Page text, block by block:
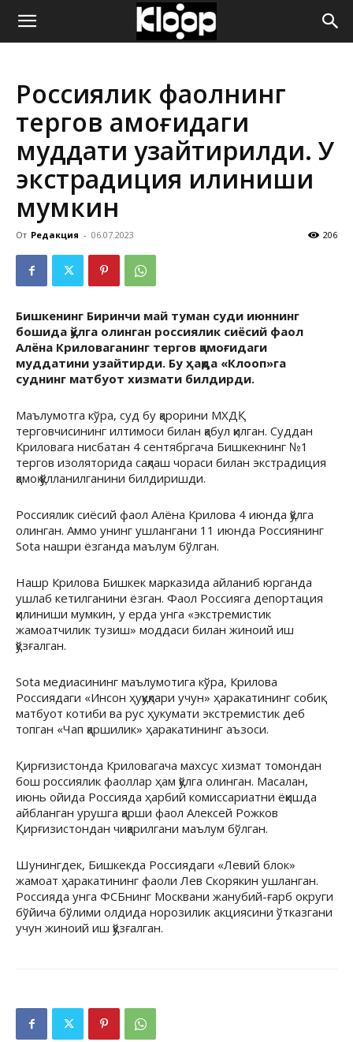
ҚИРҒИЗИСТОН
ЯНГИЛИКЛАРИ
Россиялик фаолнинг
тергов қамоғидаги
муддати узайтирилди. У
экстрадиция қилиниши
мумкин
От Редакция - 06.07.2023 206
Бишкенинг Биринчи май туман суди июннинг
бошида қўлга олинган россиялик сиёсий фаол
Алёна Криловаганинг тергов қамоғидаги
муддатини узайтирди. Бу ҳақда «Клооп»га
суднинг матбуот хизмати билдирди.
Маълумотга кўра, суд бу қарорини МХДҚ
терговчисининг илтимоси билан қабул қилган. Суддан
Криловага нисбатан 4 сентябргача Бишкекнинг №1
тергов изоляторида сақлаш чораси билан экстрадиция
қамоқ қўлланилганини билдиришди.
Россиялик сиёсий фаол Алёна Крилова 4 июнда қўлга
олинган. Аммо унинг ушлангани 11 июнда Россиянинг
Sota нашри ёзганда маълум бўлган.
Нашр Крилова Бишкек марказида айланиб юрганда
ушлаб кетилганини ёзган. Фаол Россияга депортация
қилиниши мумкин, у ерда унга «экстремистик
жамоатчилик тузиш» моддаси билан жиноий иш
қўзғалган.
Sota медиасининг маълумотига кўра, Крилова
Россиядаги «Инсон ҳуқуқлари учун» ҳаракатининг собиқ
матбуот котиби ва рус ҳукумати экстремистик деб
топган «Чап қаршилик» ҳаракатининг аъзоси.
Қирғизистонда Криловагача махсус хизмат томондан
бош россиялик фаоллар ҳам қўлга олинган. Масалан,
июнь ойида Россияда ҳарбий комиссариатни ёқишда
айбланган урушга қарши фаол Алексей Рожков
Қирғизистондан чиқарилгани маълум бўлган.
Шунингдек, Бишкекда Россиядаги «Левий блок»
жамоат ҳаракатининг фаоли Лев Скорякин ушланган.
Россияда унга ФСБнинг Москвани жанубий-ғарб округи
бўйича бўлими олдида норозилик акциясини ўтказгани
учун жиноий иш қўзғалган.